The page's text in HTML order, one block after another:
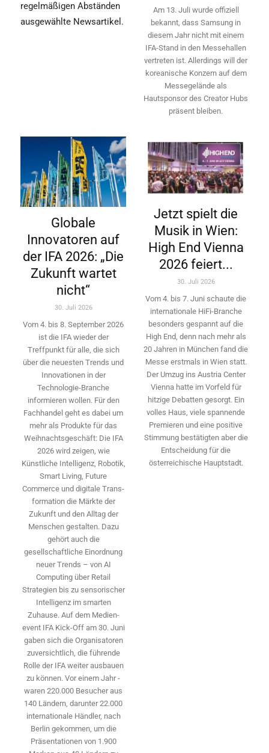
regelmäßigen Abständen
ausgewählte Newsartikel.
Am 13. Juli wurde offiziell
bekannt, dass Samsung in
diesem Jahr nicht mit einem
IFA-Stand in den Messehallen
vertreten ist. Allerdings will ­der
koreanische Konzern auf dem
Messegelände als
Hautsponsor des Creator Hubs
präsent bleiben.
Globale
Innovatoren auf
der IFA 2026: „Die
Zukunft wartet
nicht“
30. Juli 2026
Vom 4. bis 8. September 2026
ist die IFA wieder der
Treffpunkt für alle, die sich
über die neuesten Trends und
Innovationen in der
Technologie-­Branche
informieren wollen. Für den
Fachhandel geht es dabei um
mehr als Produkte für das
Weihnachtsgeschäft: Die IFA
2026 wird ­zeigen, wie
Künstliche Intelligenz, Robotik,
Smart Living, Future
Commerce und digitale Trans­
formation die Märkte der
Zukunft und den Alltag der
Menschen gestalten. Dazu
gehört auch die
gesellschaftliche Einordnung
neuer Trends – von AI
Computing über Retail
Strategien bis zu sensorischer
Intelligenz im smarten
Zuhause. Auf dem Medien­
event IFA Kick-Off am 30. Juni
gaben sich die Organisatoren
zuversichtlich, die führende
Rolle der IFA weiter ausbauen
zu können. Vor einem Jahr ­
waren 220.000 Besucher aus
140 ­Ländern, ­darunter 22.000
internationale Händler, nach
Berlin gekommen, um die
Präsen­tationen von 1.900
Jetzt spielt die
Musik in Wien:
High End Vienna
2026 feiert...
30. Juli 2026
Vom 4. bis 7. Juni schaute die
internationale HiFi-Branche
besonders gespannt auf die
High End, denn nach mehr als
20 Jahren in München fand die
Messe erstmals in Wien statt.
Der Umzug ins Austria Center
Vienna hatte im Vorfeld für
hitzige Debatten gesorgt. Ein
volles Haus, viele spannende
Premieren und eine positive
Stimmung bestätigten aber die
Entscheidung für die
österreichische Hauptstadt.